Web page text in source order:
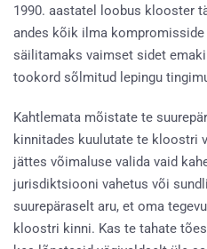
1990. aastatel loobus klooster
andes kõik ilma
säilitamaks vaimset sidet
tookord sõlmitud lepingu
Kahtlemata mõistate te
kinnitades kuulutate te kloostri
jättes võimaluse valida vaid
jurisdiktsiooni vahetus või
suurepäraselt aru, et oma
kloostri kinni. Kas te tahate